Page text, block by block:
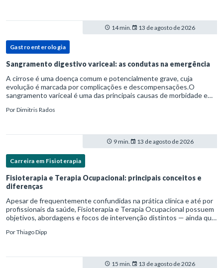
14 min. 13 de agosto de 2026
Gastroenterologia
Sangramento digestivo variceal: as condutas na emergência
A cirrose é uma doença comum e potencialmente grave, cuja
evolução é marcada por complicações e descompensações.O
sangramento variceal é uma das principais causas de morbidade e
hipertensão port
PorDimitris Rados
9 min. 13 de agosto de 2026
Carreira em Fisioterapia
Fisioterapia e Terapia Ocupacional: principais conceitos e
diferenças
Apesar de frequentemente confundidas na prática clínica e até por
profissionais da saúde, Fisioterapia e Terapia Ocupacional possuem
objetivos, abordagens e focos de intervenção distintos — ainda que
PorThiago Dipp
15 min. 13 de agosto de 2026